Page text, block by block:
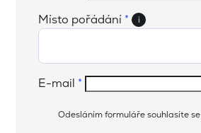
Místo pořádání * i
E-mail *
Odesláním formuláře souhlasíte se